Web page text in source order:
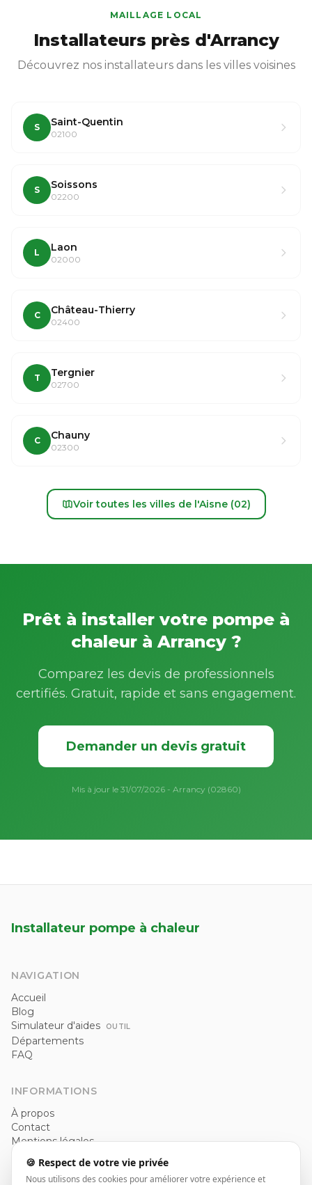
MAILLAGE LOCAL
Installateurs près d'Arrancy
Découvrez nos installateurs dans les villes voisines
S Saint-Quentin
02100
S Soissons
02200
L Laon
02000
C Château-Thierry
02400
T Tergnier
02700
C Chauny
02300
Voir toutes les villes de l'Aisne (02)
Prêt à installer votre pompe à
chaleur à Arrancy ?
Comparez les devis de professionnels
certifiés. Gratuit, rapide et sans engagement.
Demander un devis gratuit
Mis à jour le 31/07/2026 - Arrancy (02860)
Installateur pompe à chaleur
NAVIGATION
Accueil
Blog
Simulateur d'aides
OUTIL
Départements
FAQ
INFORMATIONS
À propos
Contact
Mentions légales
CGU🍪 Respect de votre vie privée
Nous utilisons des cookies pour améliorer votre expérience et